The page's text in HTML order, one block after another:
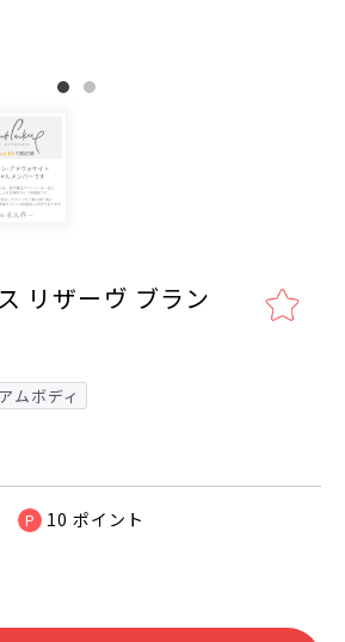
リザーヴ ブラン
ムボディ
P 10 ポイント